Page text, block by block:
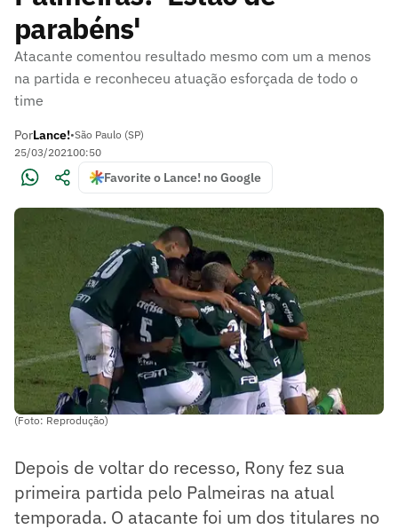
parabéns'
Atacante comentou resultado mesmo com um a menos
na partida e reconheceu atuação esforçada de todo o
time
PorLance!•São Paulo (SP)
25/03/202100:50
Favorite o Lance! no Google
(Foto: Reprodução)
Depois de voltar do recesso, Rony fez sua
primeira partida pelo Palmeiras na atual
temporada. O atacante foi um dos titulares no